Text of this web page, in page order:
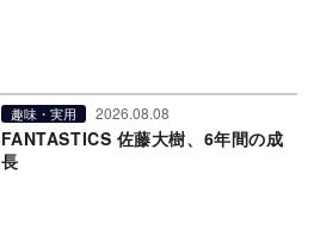
趣味・実用 2026.08.08
FANTASTICS 佐藤大樹、6年間の成
長